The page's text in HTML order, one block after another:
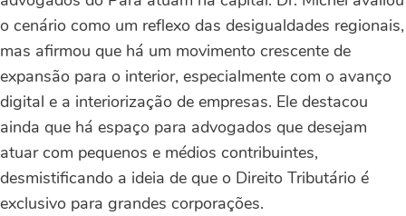
o cenário como um reflexo das desigualdades regionais,
mas afirmou que há um movimento crescente de
expansão para o interior, especialmente com o avanço
digital e a interiorização de empresas. Ele destacou
ainda que há espaço para advogados que desejam
atuar com pequenos e médios contribuintes,
desmistificando a ideia de que o Direito Tributário é
exclusivo para grandes corporações.